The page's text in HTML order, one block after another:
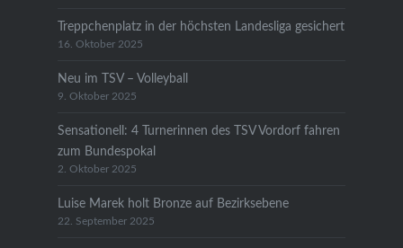
Treppchenplatz in der höchsten Landesliga gesichert
16. Oktober 2025
Neu im TSV – Volleyball
9. Oktober 2025
Sensationell: 4 Turnerinnen des TSV Vordorf fahren
zum Bundespokal
2. Oktober 2025
Luise Marek holt Bronze auf Bezirksebene
22. September 2025